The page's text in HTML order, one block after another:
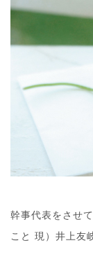
幹事代表をさせ
こと 現）井上友